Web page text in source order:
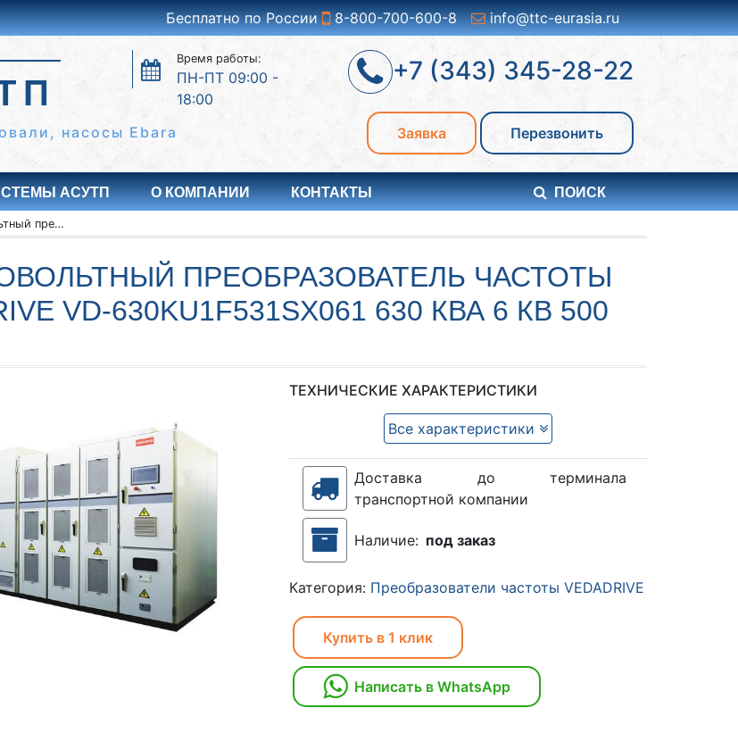
Бесплатно по России 8-800-700-600-8 info@ttc-eurasia.ru
Время работы:
ПН-ПТ 09:00 -
18:00
насосы Ebara
+7 (343) 345-28-22
Заявка Перезвонить
АСУТП О КОМПАНИИ КОНТАКТЫ ПОИСК
Высоковольтный преобразователь частоты VEDADRIVE VD-630KU1F531SX061 630 кВА 6 кВ 500 кВт
ПРЕОБРАЗОВАТЕЛЬ ЧАСТОТЫ
VD-630KU1F531SX061 630 КВА 6 КВ 500
ТЕХНИЧЕСКИЕ ХАРАКТЕРИСТИКИ
Все характеристики
Доставка до терминала
транспортной компании
Наличие: под заказ
Категория: Преобразователи частоты VEDADRIVE
Купить в 1 клик
Написать в WhatsApp